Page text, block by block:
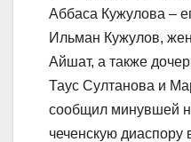
Аббаса Кужулова –
Ильман Кужулов,
Айшат, а также
Таус Султанова и
сообщил минувшей
чеченскую диаспору